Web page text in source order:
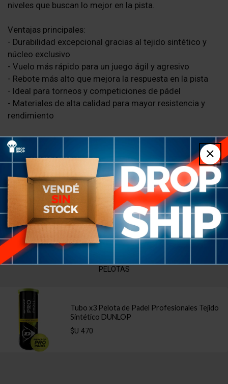
niveles que buscan lo mejor en la pista.
Ventajas principales:
- Durabilidad excepcional gracias al tejido sintético y
núcleo exclusivo
- Vuelo más rápido para un juego ágil y agresivo
- Rebote más alto que mejora la respuesta en la pista
- Ideal para torneos y competiciones de pádel
- Materiales de alta calidad para mayor resistencia y
rendimiento
Composición del material:
- Tejido sintético de alta calidad
- Núcleo exclusivo de alta durabilidad
Consulta por WhatsApp
Vistas recientes
PELOTAS
Tubo x3 Pelota de Padel Profesionales Tejido
Sintético DUNLOP
$U 470